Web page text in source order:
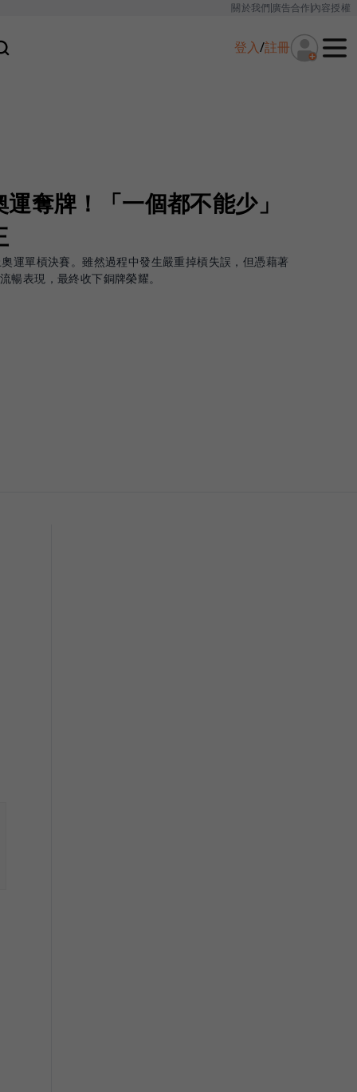
關於我們廣告合作內容授權
登入/註冊
奪牌！「一個都不能少」
運單槓決賽。雖然過程中發生嚴重掉槓失誤，但憑藉著
暢表現，最終收下銅牌榮耀。